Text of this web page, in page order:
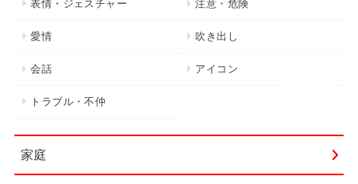
表情・ジェスチャー 注意・危険
愛情 吹き出し
会話 アイコン
トラブル・不仲
家庭